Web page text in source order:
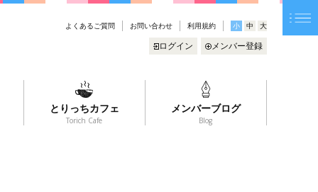
よくあるご質問 お問い合わせ 利用規約 小 中 大
ログイン メンバー登録
とりっちカフェ
Torich Cafe
メンバーブログ
Blog